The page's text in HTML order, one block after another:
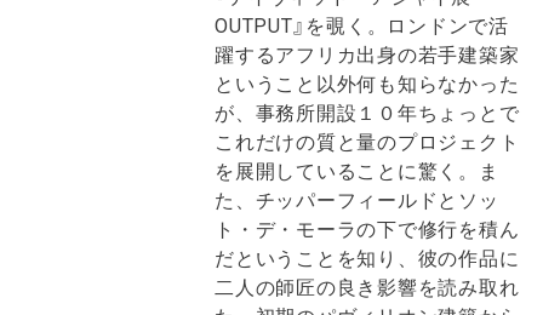
OUTPUT』を覗く。ロンドンで活
躍するアフリカ出身の若手建築家
ということ以外何も知らなかった
が、事務所開設１０年ちょっとで
これだけの質と量のプロジェクト
を展開していることに驚く。ま
た、チッパーフィールドとソッ
ト・デ・モーラの下で修行を積ん
だということを知り、彼の作品に
二人の師匠の良き影響を読み取れ